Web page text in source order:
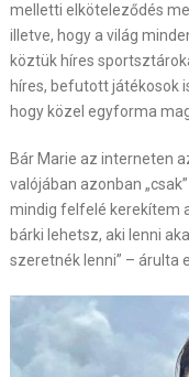
melletti elköteleződés
illetve, hogy a világ
köztük híres
híres, befutott játékosok
hogy közel egyforma
Bár Marie az interneten
valójában azonban
mindig felfelé kerekítem
bárki lehetsz, aki lenni
szeretnék lenni” – árulta